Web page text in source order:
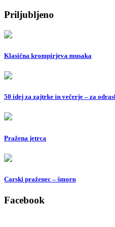
Priljubljeno
Klasična krompirjeva musaka
50 idej za zajtrke in večerje – za
Pražena jetrca
Carski praženec – šmorn
Facebook